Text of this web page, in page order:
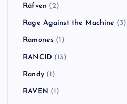
Räfven (2)
Rage Against the Machine (3)
Ramones (1)
RANCID (13)
Randy(1)
RAVEN (1)